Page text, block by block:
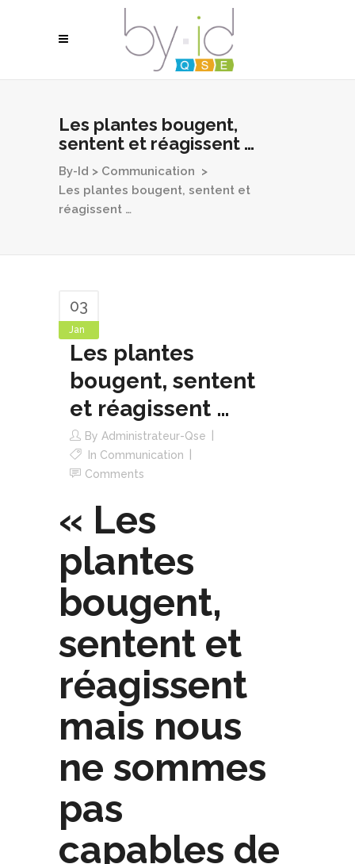
Les plantes bougent,
sentent et réagissent …
By-Id > Communication >
Les plantes bougent, sentent et
réagissent …
03
Jan
Les plantes
bougent, sentent
et réagissent …
By Administrateur-Qse
In Communication
Comments
« Les
plantes
bougent,
sentent et
réagissent
mais nous
ne sommes
pas
capables de